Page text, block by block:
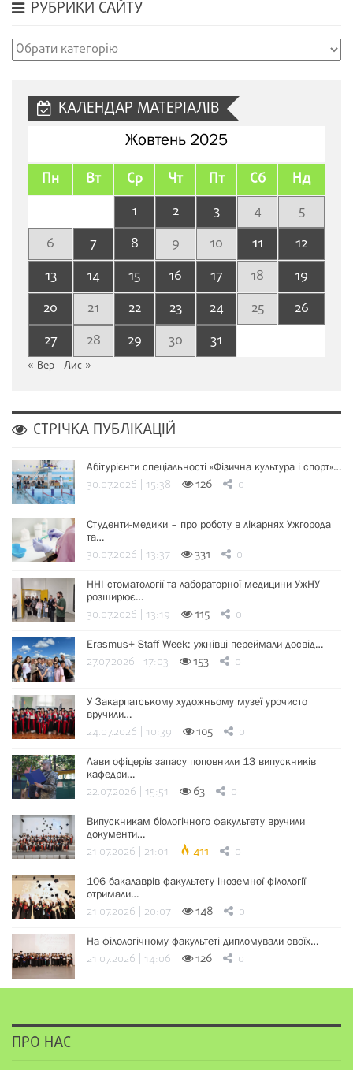
РУБРИКИ САЙТУ
Рубрики
КАЛЕНДАР МАТЕРІАЛІВ
Жовтень 2025
Пн Вт Ср Чт Пт Сб Нд
1 2 3 4
5
6
7 8 9 10 11
12
13
14 15 16 17 18
19
20
21 22 23 24 25
26
27
28 29 30 31
« Вер Лис »
СТРІЧКА ПУБЛІКАЦІЙ
Абітурієнти спеціальності «Фізична культура і спорт»…
30.07.2026 | 15:38 126 0
Студенти-медики – про роботу в лікарнях Ужгорода
та…
30.07.2026 | 13:37 331 0
ННІ стоматології та лабораторної медицини УжНУ
розширює…
30.07.2026 | 13:19 115 0
Erasmus+ Staff Week: ужнівці переймали досвід…
27.07.2026 | 17:03 153 0
У Закарпатському художньому музеї урочисто
вручили…
24.07.2026 | 10:39 105 0
Лави офіцерів запасу поповнили 13 випускників
кафедри…
22.07.2026 | 15:51 63 0
Випускникам біологічного факультету вручили
документи…
21.07.2026 | 21:01 411 0
106 бакалаврів факультету іноземної філології
отримали…
21.07.2026 | 20:07 148 0
На філологічному факультеті дипломували своїх…
21.07.2026 | 14:06 126 0
ПРО НАС